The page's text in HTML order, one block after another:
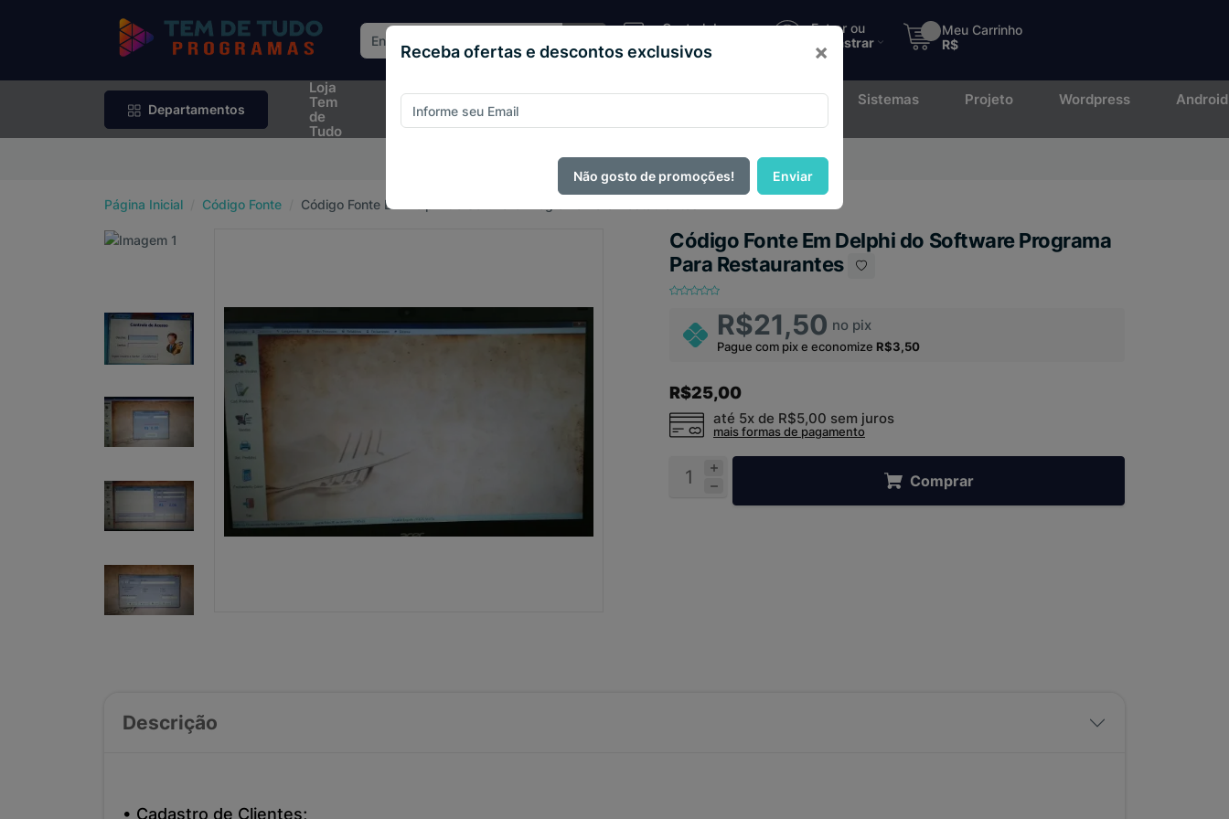
Central de
Atendimento
Entrar ou
Cadastrar
Meu Carrinho
R$
Departamentos
Loja
Tem
de
Tudo
Rifas e
Sorteios
Script
Loja
Código
Sistemas Projeto Wordpress Android
PIX e ganhe 14% OFF em todo o site no mês de Agosto.
Página Inicial Código Fonte Código Fonte Em Delphi do Software Programa Para Restaurantes
Código Fonte Em Delphi do Software Programa
Para Restaurantes
R$21,50 no pix
Pague com pix e economize R$3,50
R$25,00
até 5x de R$5,00 sem juros
mais formas de pagamento
Comprar
Descrição
• Cadastro de Clientes;
Receba ofertas e descontos exclusivos ×
Não gosto de promoções! Enviar